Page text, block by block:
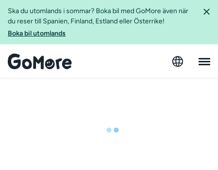
Ska du utomlands i sommar? Boka bil med GoMore även när
du reser till Spanien, Finland, Estland eller Österrike!
Boka bil utomlands